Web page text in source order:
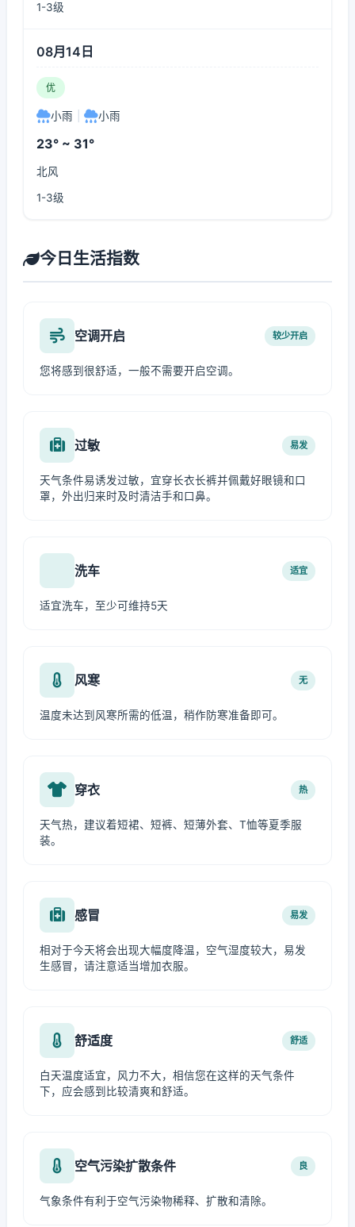
1-3级
08月14日
优
小雨 小雨
23° ~ 31°
北风
1-3级
今日生活指数
空调开启 较少开启
您将感到很舒适，一般不需要开启空调。
过敏 易发
天气条件易诱发过敏，宜穿长衣长裤并佩戴好眼镜和口
罩，外出归来时及时清洁手和口鼻。
洗车 适宜
适宜洗车，至少可维持5天
风寒 无
温度未达到风寒所需的低温，稍作防寒准备即可。
穿衣 热
天气热，建议着短裙、短裤、短薄外套、T恤等夏季服
装。
感冒 易发
相对于今天将会出现大幅度降温，空气湿度较大，易发
生感冒，请注意适当增加衣服。
舒适度 舒适
白天温度适宜，风力不大，相信您在这样的天气条件
下，应会感到比较清爽和舒适。
空气污染扩散条件 良
气象条件有利于空气污染物稀释、扩散和清除。